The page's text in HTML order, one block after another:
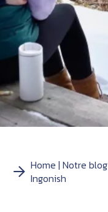
Home Notre blog
Ingonish